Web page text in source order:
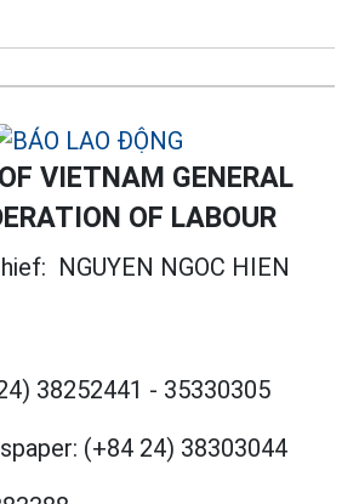
VIETNAM GENERAL
OF LABOUR
NGUYEN NGOC HIEN
38252441 - 35330305
(+84 24) 38303044